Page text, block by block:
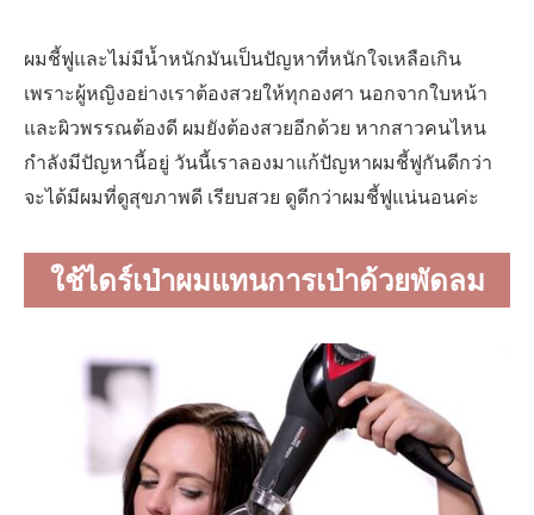
ผมชี้ฟูและไม่มีน้ำหนักมันเป็นปัญหาที่หนักใจเหลือเกิน
เพราะผู้หญิงอย่างเราต้องสวยให้ทุกองศา นอกจากใบหน้า
และผิวพรรณต้องดี ผมยังต้องสวยอีกด้วย หากสาวคนไหน
กำลังมีปัญหานี้อยู่ วันนี้เราลองมาแก้ปัญหาผมชี้ฟูกันดีกว่า
จะได้มีผมที่ดูสุขภาพดี เรียบสวย ดูดีกว่าผมชี้ฟูแน่นอนค่ะ
ใช้ไดร์เป่าผมแทนการเป่าด้วยพัดลม